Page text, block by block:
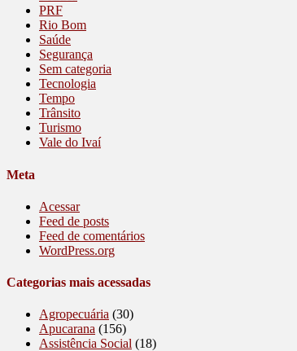
PRF
Rio Bom
Saúde
Segurança
Sem categoria
Tecnologia
Tempo
Trânsito
Turismo
Vale do Ivaí
Meta
Acessar
Feed de posts
Feed de comentários
WordPress.org
Categorias mais acessadas
Agropecuária (30)
Apucarana (156)
Assistência Social (18)